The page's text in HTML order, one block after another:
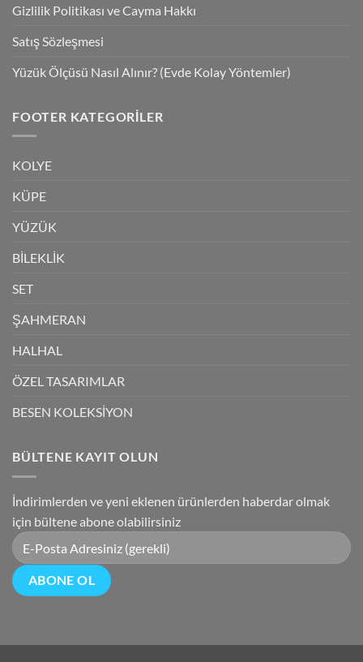
Gizlilik Politikası ve Cayma Hakkı
Satış Sözleşmesi
Yüzük Ölçüsü Nasıl Alınır? (Evde Kolay Yöntemler)
FOOTER KATEGORILER
KOLYE
KÜPE
YÜZÜK
BİLEKLİK
SET
ŞAHMERAN
HALHAL
ÖZEL TASARIMLAR
BESEN KOLEKSİYON
BÜLTENE KAYIT OLUN
İndirimlerden ve yeni eklenen ürünlerden haberdar olmak
için bültene abone olabilirsiniz